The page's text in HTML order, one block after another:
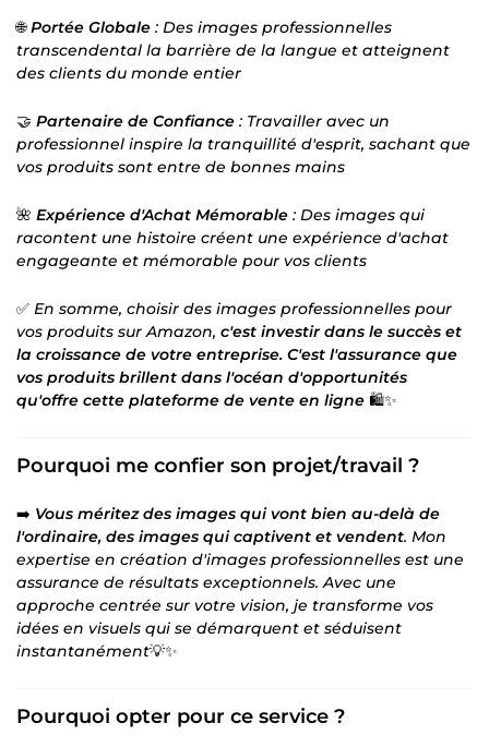
🌐Portée Globale : Des images professionnelles
transcendental la barrière de la langue et atteignent
des clients du monde entier
🤝 Partenaire de Confiance : Travailler avec un
professionnel inspire la tranquillité d'esprit, sachant que
vos produits sont entre de bonnes mains
🌺 Expérience d'Achat Mémorable : Des images qui
racontent une histoire créent une expérience d'achat
engageante et mémorable pour vos clients
✅ En somme, choisir des images professionnelles pour
vos produits sur Amazon, c'est investir dans le succès et
la croissance de votre entreprise. C'est l'assurance que
vos produits brillent dans l'océan d'opportunités
qu'offre cette plateforme de vente en ligne 🛍️✨
Pourquoi me confier son projet/travail ?
➡️ Vous méritez des images qui vont bien au-delà de
l'ordinaire, des images qui captivent et vendent. Mon
expertise en création d'images professionnelles est une
assurance de résultats exceptionnels. Avec une
approche centrée sur votre vision, je transforme vos
idées en visuels qui se démarquent et séduisent
instantanément💡✨
Pourquoi opter pour ce service ?